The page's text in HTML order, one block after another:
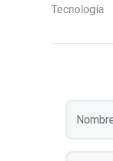
Tecnología